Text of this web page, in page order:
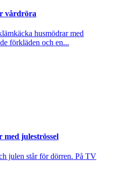
vårdröra
husmödrar med
förkläden och en...
juleströssel
julen står för dörren. På TV